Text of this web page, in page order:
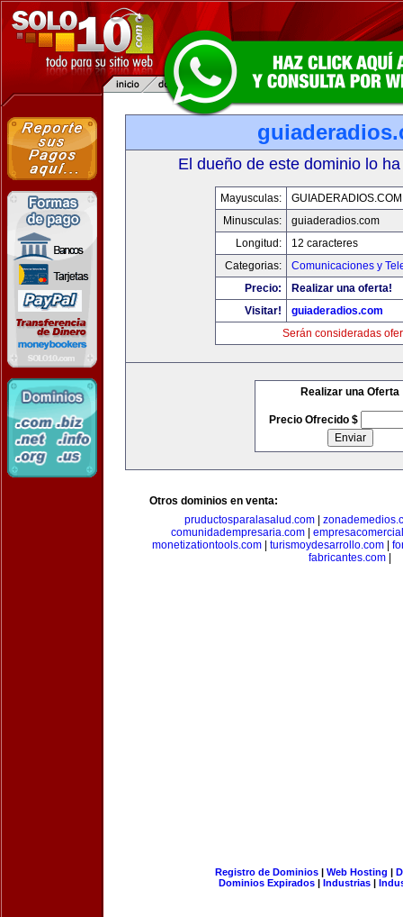
El dueño de este dominio lo
Mayusculas:
GUIADERADIOS.COM
Minusculas:
guiaderadios.com
Longitud:
12 caracteres
Categorias:
Comunicaciones y
Precio:
Realizar una oferta!
Visitar!
guiaderadios.com
Serán consideradas
Realizar una Oferta
Precio Ofrecido $
Otros dominios en venta:
pruductosparalasalud.com|
comunidadempresaria.com
monetizationtools.com| turismoydesarrollo.com|
fabricantes.com
Registro de Dominios| Web Hosting |
Dominios Expirados | Industrias |